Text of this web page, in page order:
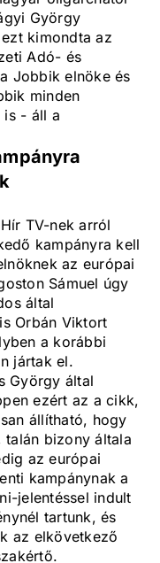
György
kimondta az
Adó- és
Jobbik elnöke és
minden
is - áll a
TV-nek arról
kampányra kell
az európai
Sámuel úgy
által
Orbán Viktort
a korábbi
jártak el.
György által
ezért az a cikk,
állítható, hogy
bizony általa
az európai
kampánynak a
jelentéssel indult
tartunk, és
az elkövetkező